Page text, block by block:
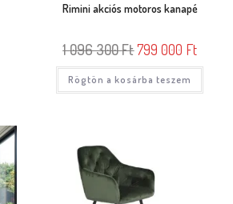
Rimini akciós motoros kanapé
1 096 300Ft799 000 Ft
Rögtön a kosárba teszem